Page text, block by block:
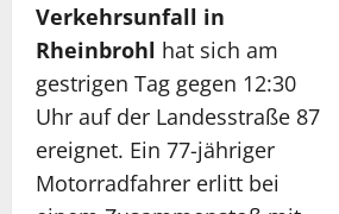
Verkehrsunfall in
Rheinbrohl hat sich am
gestrigen Tag gegen 12:30
Uhr auf der Landesstraße 87
ereignet. Ein 77-jähriger
Motorradfahrer erlitt bei